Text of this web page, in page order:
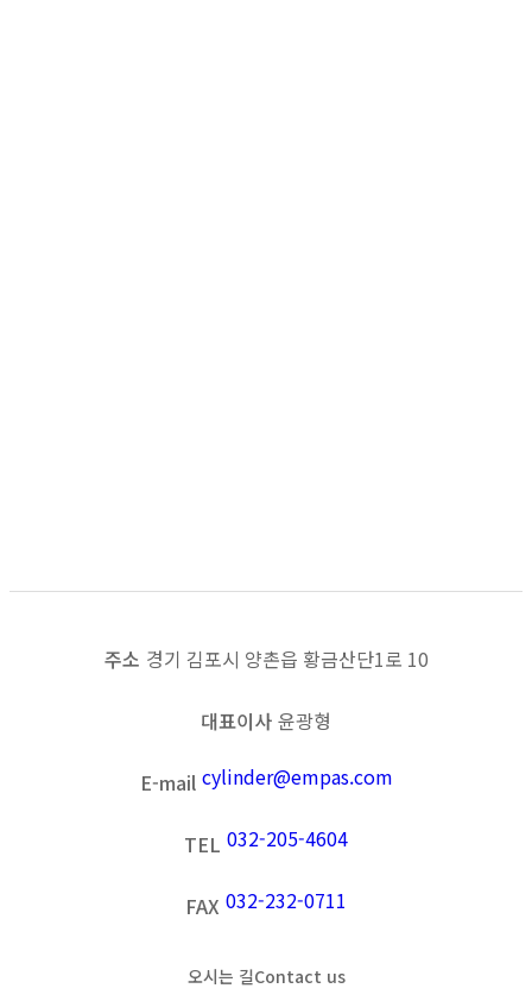
주소 경기 김포시 양촌읍 황금산단1로 10
대표이사 윤광형
E-mail cylinder@empas.com
TEL 032-205-4604
FAX 032-232-0711
오시는 길Contact us